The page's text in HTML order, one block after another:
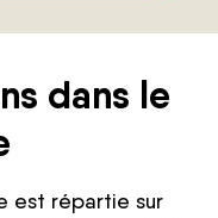
dans le
est répartie sur